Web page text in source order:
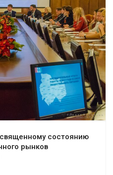
состоянию
рынков